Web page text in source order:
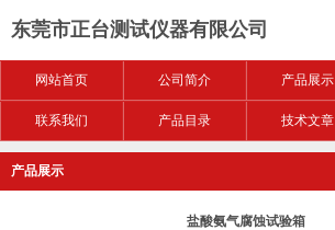
东莞市正台测试仪器有限公司
网站首页 公司简介 产品展示
联系我们 产品目录 技术文章
产品展示
盐酸氨气腐蚀试验箱